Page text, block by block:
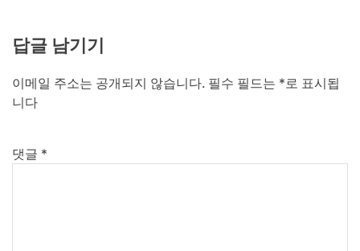
답글 남기기
이메일 주소는 공개되지 않습니다. 필수 필드는 *로 표시됩
니다
댓글 *